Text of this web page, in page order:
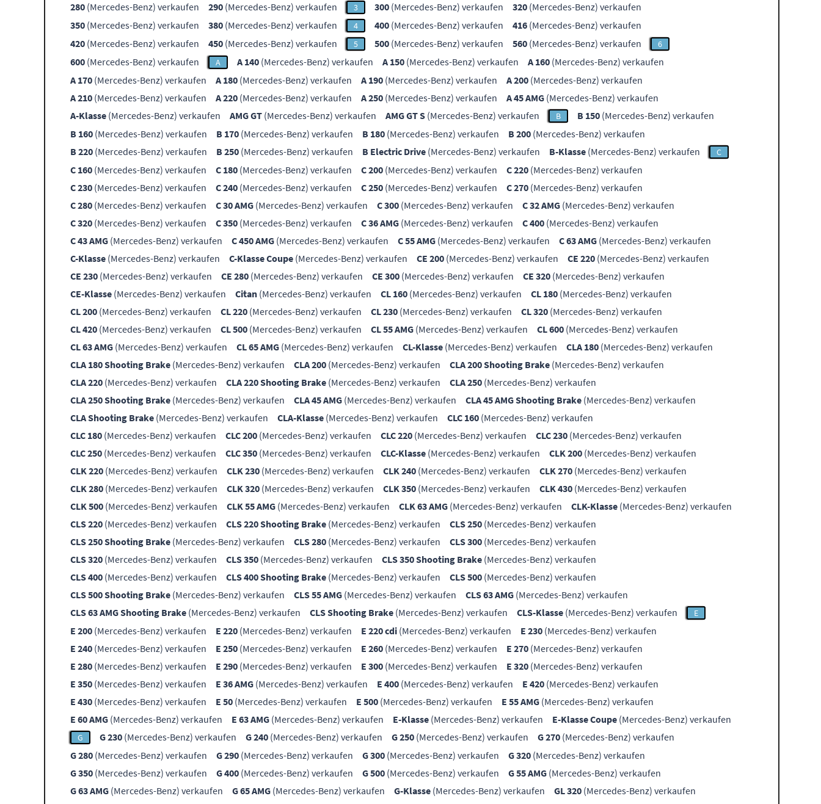
280 (Mercedes-Benz) verkaufen 290 (Mercedes-Benz) verkaufen 3 300 (Mercedes-Benz) verkaufen 320 (Mercedes-Benz) verkaufen
350 (Mercedes-Benz) verkaufen 380 (Mercedes-Benz) verkaufen 4 400 (Mercedes-Benz) verkaufen 416 (Mercedes-Benz) verkaufen
420 (Mercedes-Benz) verkaufen 450 (Mercedes-Benz) verkaufen 5 500 (Mercedes-Benz) verkaufen 560 (Mercedes-Benz) verkaufen 6
600 (Mercedes-Benz) verkaufen A A 140 (Mercedes-Benz) verkaufen A 150 (Mercedes-Benz) verkaufen A 160 (Mercedes-Benz) verkaufen
A 170 (Mercedes-Benz) verkaufen A 180 (Mercedes-Benz) verkaufen A 190 (Mercedes-Benz) verkaufen A 200 (Mercedes-Benz) verkaufen
A 210 (Mercedes-Benz) verkaufen A 220 (Mercedes-Benz) verkaufen A 250 (Mercedes-Benz) verkaufen A 45 AMG (Mercedes-Benz) verkaufen
A-Klasse (Mercedes-Benz) verkaufen AMG GT (Mercedes-Benz) verkaufen AMG GT S (Mercedes-Benz) verkaufen B B 150 (Mercedes-Benz) verkaufen
B 160 (Mercedes-Benz) verkaufen B 170 (Mercedes-Benz) verkaufen B 180 (Mercedes-Benz) verkaufen B 200 (Mercedes-Benz) verkaufen
B 220 (Mercedes-Benz) verkaufen B 250 (Mercedes-Benz) verkaufen B Electric Drive (Mercedes-Benz) verkaufen B-Klasse (Mercedes-Benz) verkaufen C
C 160 (Mercedes-Benz) verkaufen C 180 (Mercedes-Benz) verkaufen C 200 (Mercedes-Benz) verkaufen C 220 (Mercedes-Benz) verkaufen
C 230 (Mercedes-Benz) verkaufen C 240 (Mercedes-Benz) verkaufen C 250 (Mercedes-Benz) verkaufen C 270 (Mercedes-Benz) verkaufen
C 280 (Mercedes-Benz) verkaufen C 30 AMG (Mercedes-Benz) verkaufen C 300 (Mercedes-Benz) verkaufen C 32 AMG (Mercedes-Benz) verkaufen
C 320 (Mercedes-Benz) verkaufen C 350 (Mercedes-Benz) verkaufen C 36 AMG (Mercedes-Benz) verkaufen C 400 (Mercedes-Benz) verkaufen
C 43 AMG (Mercedes-Benz) verkaufen C 450 AMG (Mercedes-Benz) verkaufen C 55 AMG (Mercedes-Benz) verkaufen C 63 AMG (Mercedes-Benz) verkaufen
C-Klasse (Mercedes-Benz) verkaufen C-Klasse Coupe (Mercedes-Benz) verkaufen CE 200 (Mercedes-Benz) verkaufen CE 220 (Mercedes-Benz) verkaufen
CE 230 (Mercedes-Benz) verkaufen CE 280 (Mercedes-Benz) verkaufen CE 300 (Mercedes-Benz) verkaufen CE 320 (Mercedes-Benz) verkaufen
CE-Klasse (Mercedes-Benz) verkaufen Citan (Mercedes-Benz) verkaufen CL 160 (Mercedes-Benz) verkaufen CL 180 (Mercedes-Benz) verkaufen
CL 200 (Mercedes-Benz) verkaufen CL 220 (Mercedes-Benz) verkaufen CL 230 (Mercedes-Benz) verkaufen CL 320 (Mercedes-Benz) verkaufen
CL 420 (Mercedes-Benz) verkaufen CL 500 (Mercedes-Benz) verkaufen CL 55 AMG (Mercedes-Benz) verkaufen CL 600 (Mercedes-Benz) verkaufen
CL 63 AMG (Mercedes-Benz) verkaufen CL 65 AMG (Mercedes-Benz) verkaufen CL-Klasse (Mercedes-Benz) verkaufen CLA 180 (Mercedes-Benz) verkaufen
CLA 180 Shooting Brake (Mercedes-Benz) verkaufen CLA 200 (Mercedes-Benz) verkaufen CLA 200 Shooting Brake (Mercedes-Benz) verkaufen
CLA 220 (Mercedes-Benz) verkaufen CLA 220 Shooting Brake (Mercedes-Benz) verkaufen CLA 250 (Mercedes-Benz) verkaufen
CLA 250 Shooting Brake (Mercedes-Benz) verkaufen CLA 45 AMG (Mercedes-Benz) verkaufen CLA 45 AMG Shooting Brake (Mercedes-Benz) verkaufen
CLA Shooting Brake (Mercedes-Benz) verkaufen CLA-Klasse (Mercedes-Benz) verkaufen CLC 160 (Mercedes-Benz) verkaufen
CLC 180 (Mercedes-Benz) verkaufen CLC 200 (Mercedes-Benz) verkaufen CLC 220 (Mercedes-Benz) verkaufen CLC 230 (Mercedes-Benz) verkaufen
CLC 250 (Mercedes-Benz) verkaufen CLC 350 (Mercedes-Benz) verkaufen CLC-Klasse (Mercedes-Benz) verkaufen CLK 200 (Mercedes-Benz) verkaufen
CLK 220 (Mercedes-Benz) verkaufen CLK 230 (Mercedes-Benz) verkaufen CLK 240 (Mercedes-Benz) verkaufen CLK 270 (Mercedes-Benz) verkaufen
CLK 280 (Mercedes-Benz) verkaufen CLK 320 (Mercedes-Benz) verkaufen CLK 350 (Mercedes-Benz) verkaufen CLK 430 (Mercedes-Benz) verkaufen
CLK 500 (Mercedes-Benz) verkaufen CLK 55 AMG (Mercedes-Benz) verkaufen CLK 63 AMG (Mercedes-Benz) verkaufen CLK-Klasse (Mercedes-Benz) verkaufen
CLS 220 (Mercedes-Benz) verkaufen CLS 220 Shooting Brake (Mercedes-Benz) verkaufen CLS 250 (Mercedes-Benz) verkaufen
CLS 250 Shooting Brake (Mercedes-Benz) verkaufen CLS 280 (Mercedes-Benz) verkaufen CLS 300 (Mercedes-Benz) verkaufen
CLS 320 (Mercedes-Benz) verkaufen CLS 350 (Mercedes-Benz) verkaufen CLS 350 Shooting Brake (Mercedes-Benz) verkaufen
CLS 400 (Mercedes-Benz) verkaufen CLS 400 Shooting Brake (Mercedes-Benz) verkaufen CLS 500 (Mercedes-Benz) verkaufen
CLS 500 Shooting Brake (Mercedes-Benz) verkaufen CLS 55 AMG (Mercedes-Benz) verkaufen CLS 63 AMG (Mercedes-Benz) verkaufen
CLS 63 AMG Shooting Brake (Mercedes-Benz) verkaufen CLS Shooting Brake (Mercedes-Benz) verkaufen CLS-Klasse (Mercedes-Benz) verkaufen E
E 200 (Mercedes-Benz) verkaufen E 220 (Mercedes-Benz) verkaufen E 220 cdi (Mercedes-Benz) verkaufen E 230 (Mercedes-Benz) verkaufen
E 240 (Mercedes-Benz) verkaufen E 250 (Mercedes-Benz) verkaufen E 260 (Mercedes-Benz) verkaufen E 270 (Mercedes-Benz) verkaufen
E 280 (Mercedes-Benz) verkaufen E 290 (Mercedes-Benz) verkaufen E 300 (Mercedes-Benz) verkaufen E 320 (Mercedes-Benz) verkaufen
E 350 (Mercedes-Benz) verkaufen E 36 AMG (Mercedes-Benz) verkaufen E 400 (Mercedes-Benz) verkaufen E 420 (Mercedes-Benz) verkaufen
E 430 (Mercedes-Benz) verkaufen E 50 (Mercedes-Benz) verkaufen E 500 (Mercedes-Benz) verkaufen E 55 AMG (Mercedes-Benz) verkaufen
E 60 AMG (Mercedes-Benz) verkaufen E 63 AMG (Mercedes-Benz) verkaufen E-Klasse (Mercedes-Benz) verkaufen E-Klasse Coupe (Mercedes-Benz) verkaufen
G G 230 (Mercedes-Benz) verkaufen G 240 (Mercedes-Benz) verkaufen G 250 (Mercedes-Benz) verkaufen G 270 (Mercedes-Benz) verkaufen
G 280 (Mercedes-Benz) verkaufen G 290 (Mercedes-Benz) verkaufen G 300 (Mercedes-Benz) verkaufen G 320 (Mercedes-Benz) verkaufen
G 350 (Mercedes-Benz) verkaufen G 400 (Mercedes-Benz) verkaufen G 500 (Mercedes-Benz) verkaufen G 55 AMG (Mercedes-Benz) verkaufen
G 63 AMG (Mercedes-Benz) verkaufen G 65 AMG (Mercedes-Benz) verkaufen G-Klasse (Mercedes-Benz) verkaufen GL 320 (Mercedes-Benz) verkaufen